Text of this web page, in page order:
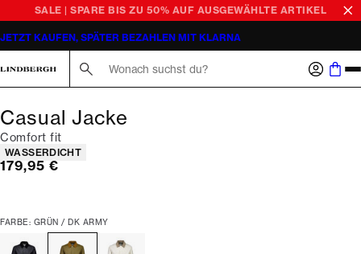
SALE | SPARE BIS ZU 50% AUF AUSGEWÄHLTE ARTIKEL
JETZT KAUFEN, SPÄTER BEZAHLEN MIT KLARNA
Casual Jacke
Comfort fit
Produkteigenschaften
WASSERDICHT
Preis
179,95 €
FARBE: GRÜN / DK ARMY